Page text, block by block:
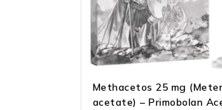
Methacetos 25 mg
acetate) – Primobolan